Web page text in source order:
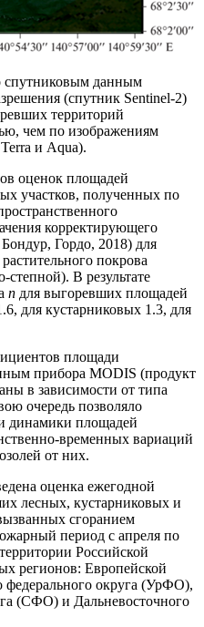
спутниковым данным
(спутник Sentinel-2)
территорий
чем по изображениям
и Aqua).
оценок площадей
участков, полученных по
корректирующего
Гордо, 2018) для
покрова
степной). В результате
n для выгоревших площадей
для кустарниковых 1.3, для
площади
прибора MODIS (продукт
в зависимости от типа
очередь позволяло
динамики площадей
временных вариаций
от них.
оценка ежегодной
лесных, кустарниковых и
сгоранием
период с апреля по
Российской
регионов: Европейской
федерального округа (УрФО),
(СФО) и Дальневосточного